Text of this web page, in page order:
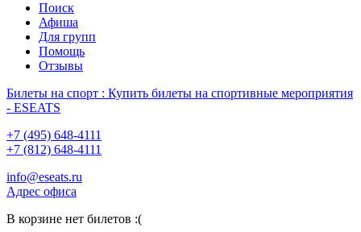
Поиск
Афиша
Для групп
Помощь
Отзывы
Билеты на спорт : Купить билеты на спортивные мероприятия
- ESEATS
+7 (495) 648-4111
+7 (812) 648-4111
info@eseats.ru
Адрес офиса
В корзине нет билетов :(